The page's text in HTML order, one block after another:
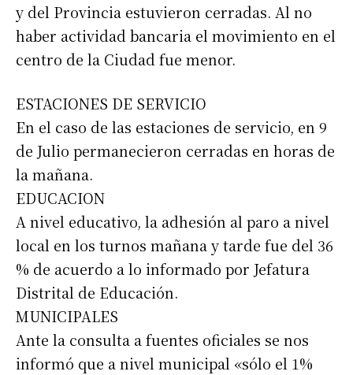
y del Provincia estuvieron cerradas. Al no
haber actividad bancaria el movimiento en el
centro de la Ciudad fue menor.
ESTACIONES DE SERVICIO
En el caso de las estaciones de servicio, en 9
de Julio permanecieron cerradas en horas de
la mañana.
EDUCACION
A nivel educativo, la adhesión al paro a nivel
local en los turnos mañana y tarde fue del 36
% de acuerdo a lo informado por Jefatura
Distrital de Educación.
MUNICIPALES
Ante la consulta a fuentes oficiales se nos
informó que a nivel municipal «sólo el 1%